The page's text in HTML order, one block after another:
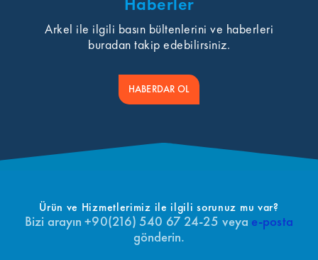
Haberler
Arkel ile ilgili basın bültenlerini ve haberleri
buradan takip edebilirsiniz.
HABERDAR OL
Ürün ve Hizmetlerimiz ile ilgili sorunuz mu var?
Bizi arayın +90(216) 540 67 24-25 veya e-posta
gönderin.